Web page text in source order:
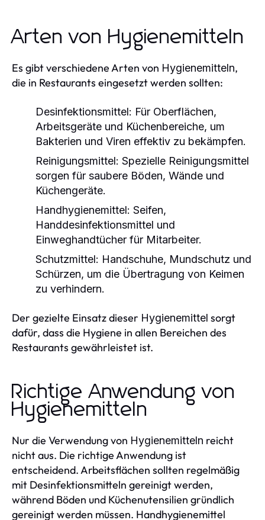
Arten von Hygienemitteln
Es gibt verschiedene Arten von Hygienemitteln,
die in Restaurants eingesetzt werden sollten:
Desinfektionsmittel: Für Oberflächen,
Arbeitsgeräte und Küchenbereiche, um
Bakterien und Viren effektiv zu bekämpfen.
Reinigungsmittel: Spezielle Reinigungsmittel
sorgen für saubere Böden, Wände und
Küchengeräte.
Handhygienemittel: Seifen,
Handdesinfektionsmittel und
Einweghandtücher für Mitarbeiter.
Schutzmittel: Handschuhe, Mundschutz und
Schürzen, um die Übertragung von Keimen
zu verhindern.
Der gezielte Einsatz dieser Hygienemittel sorgt
dafür, dass die Hygiene in allen Bereichen des
Restaurants gewährleistet ist.
Richtige Anwendung von
Hygienemitteln
Nur die Verwendung von Hygienemitteln reicht
nicht aus. Die richtige Anwendung ist
entscheidend. Arbeitsflächen sollten regelmäßig
mit Desinfektionsmitteln gereinigt werden,
während Böden und Küchenutensilien gründlich
gereinigt werden müssen. Handhygienemittel